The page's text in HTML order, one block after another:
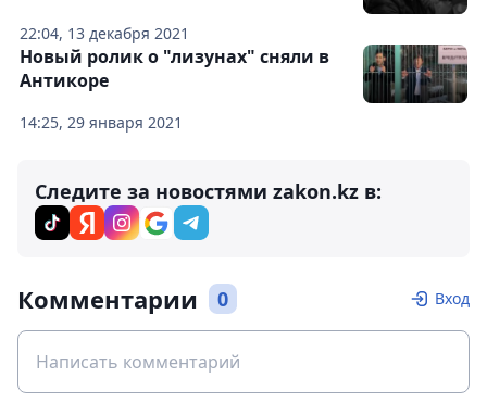
22:04, 13 декабря 2021
14:25, 29 января 2021
Новый ролик о "лизунах" сняли в
Антикоре
Следите за новостями zakon.kz в:
Комментарии 0 Вход